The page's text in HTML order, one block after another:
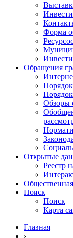
Форма
Обращения
Обзоры
Открытые
Реестр
Поиск
Поиск
Карта
Главная
›